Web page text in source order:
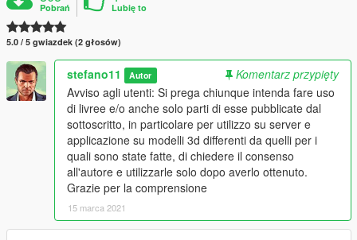
Pobrań Lubię to
5.0 / 5 gwiazdek (2 głosów)
stefano11 Autor
Komentarz przypięty
Avviso agli utenti: Si prega chiunque intenda fare uso
di livree e/o anche solo parti di esse pubblicate dal
sottoscritto, in particolare per utilizzo su server e
applicazione su modelli 3d differenti da quelli per i
quali sono state fatte, di chiedere il consenso
all'autore e utilizzarle solo dopo averlo ottenuto.
Grazie per la comprensione
15 marca 2021